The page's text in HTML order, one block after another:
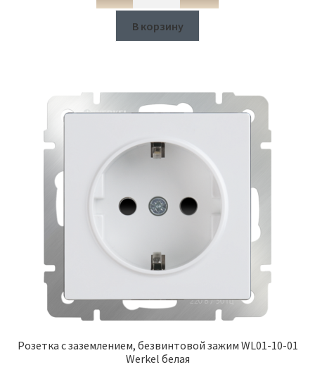
В корзину
Розетка с заземлением, безвинтовой зажим WL01-10-01
Werkel белая